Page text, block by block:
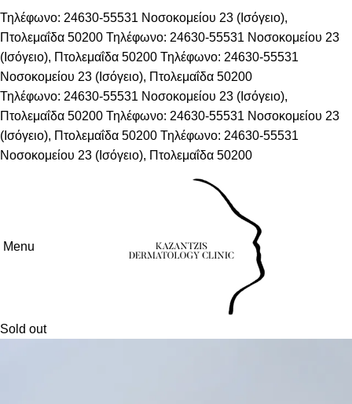
Τηλέφωνο: 24630-55531 Νοσοκομείου 23 (Ισόγειο),
Πτολεμαΐδα 50200 Τηλέφωνο: 24630-55531 Νοσοκομείου 23
(Ισόγειο), Πτολεμαΐδα 50200 Τηλέφωνο: 24630-55531
Νοσοκομείου 23 (Ισόγειο), Πτολεμαΐδα 50200
Τηλέφωνο: 24630-55531 Νοσοκομείου 23 (Ισόγειο),
Πτολεμαΐδα 50200 Τηλέφωνο: 24630-55531 Νοσοκομείου 23
(Ισόγειο), Πτολεμαΐδα 50200 Τηλέφωνο: 24630-55531
Νοσοκομείου 23 (Ισόγειο), Πτολεμαΐδα 50200
Menu
Sold out